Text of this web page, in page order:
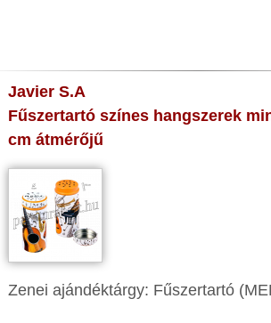
Javier S.A
Fűszertartó színes hangszerek
cm átmérőjű
Zenei ajándéktárgy: Fűszertartó